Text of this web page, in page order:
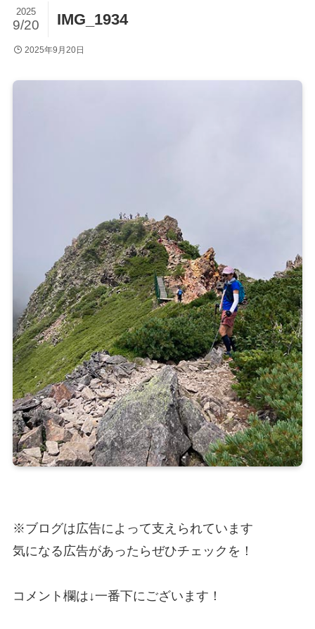
IMG_1934
2025
9/20
2025年9月20日
※ブログは広告によって支えられています
気になる広告があったらぜひチェックを！
コメント欄は↓一番下にございます！